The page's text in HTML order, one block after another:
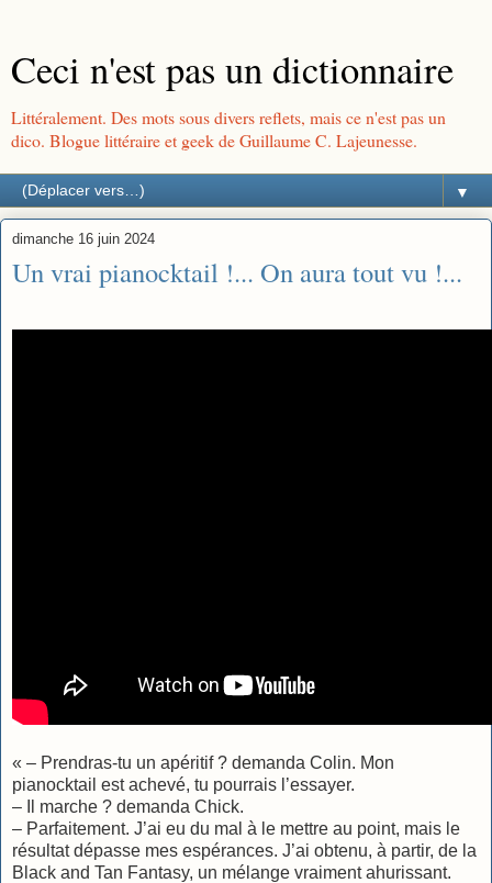
Ceci n'est pas un dictionnaire
Littéralement. Des mots sous divers reflets, mais ce n'est pas un
dico. Blogue littéraire et geek de Guillaume C. Lajeunesse.
▼
dimanche 16 juin 2024
Un vrai pianocktail !... On aura tout vu !...
« – Prendras-tu un apéritif ? demanda Colin. Mon
pianocktail est achevé, tu pourrais l’essayer.
– Il marche ? demanda Chick.
– Parfaitement. J’ai eu du mal à le mettre au point, mais le
résultat dépasse mes espérances. J’ai obtenu, à partir, de la
Black and Tan Fantasy, un mélange vraiment ahurissant.